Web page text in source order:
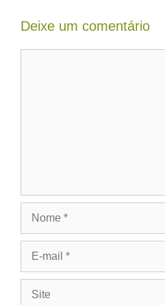
Deixe um comentário